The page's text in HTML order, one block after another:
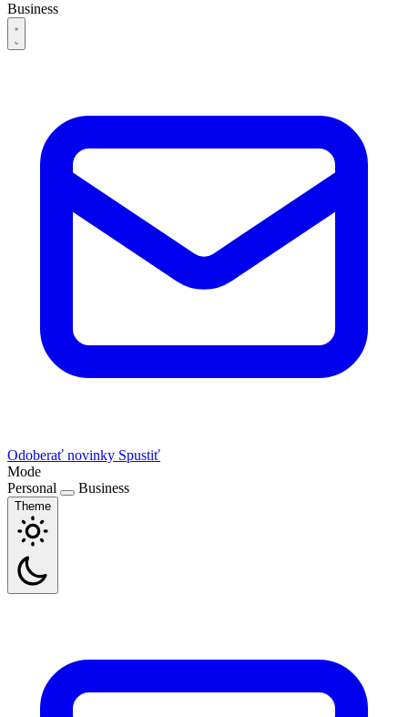
Business
Odoberať novinky Spustiť
Mode
Personal
Business
Theme